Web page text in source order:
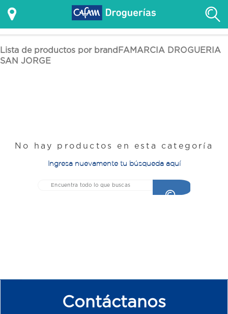
Lista de productos por brandFAMARCIA DROGUERIA
SAN JORGE
No hay productos en esta categoría
Ingresa nuevamente tu búsqueda aquí
Contáctanos